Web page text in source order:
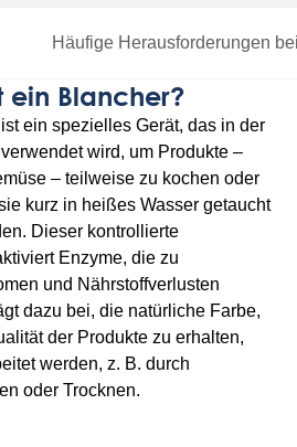
Häufige Herausforderungen
ein Blancher?
ein spezielles Gerät, das in der
wird, um Produkte –
– teilweise zu kochen oder
kurz in heißes Wasser getaucht
Dieser kontrollierte
Enzyme, die zu
und Nährstoffverlusten
dazu bei, die natürliche Farbe,
der Produkte zu erhalten,
werden, z. B. durch
oder Trocknen.